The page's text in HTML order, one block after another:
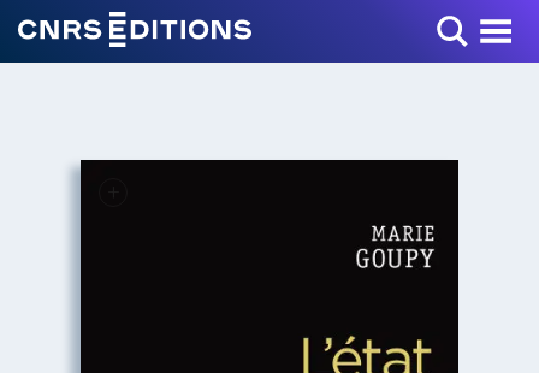
Toggle Menu